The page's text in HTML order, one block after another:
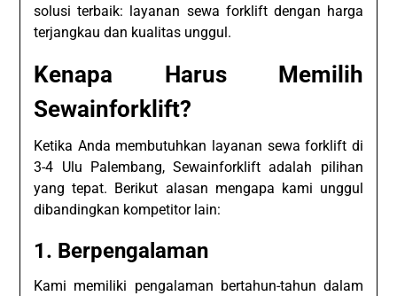
solusi terbaik: layanan sewa forklift dengan harga
terjangkau dan kualitas unggul.
Kenapa Harus Memilih
Sewainforklift?
Ketika Anda membutuhkan layanan sewa forklift di
3-4 Ulu Palembang, Sewainforklift adalah pilihan
yang tepat. Berikut alasan mengapa kami unggul
dibandingkan kompetitor lain:
1. Berpengalaman
Kami memiliki pengalaman bertahun-tahun dalam